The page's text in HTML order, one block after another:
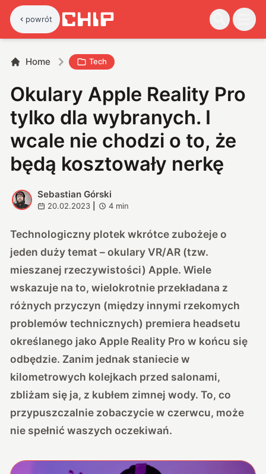
powrót
Home Tech
Okulary Apple Reality Pro
tylko dla wybranych. I
wcale nie chodzi o to, że
będą kosztowały nerkę
S
Sebastian Górski
20.02.2023 4 min
Technologiczny plotek wkrótce zubożeje o
jeden duży temat – okulary VR/AR (tzw.
mieszanej rzeczywistości) Apple. Wiele
wskazuje na to, wielokrotnie przekładana z
różnych przyczyn (między innymi rzekomych
problemów technicznych) premiera headsetu
określanego jako Apple Reality Pro w końcu się
odbędzie. Zanim jednak staniecie w
kilometrowych kolejkach przed salonami,
zbliżam się ja, z kubłem zimnej wody. To, co
przypuszczalnie zobaczycie w czerwcu, może
nie spełnić waszych oczekiwań.